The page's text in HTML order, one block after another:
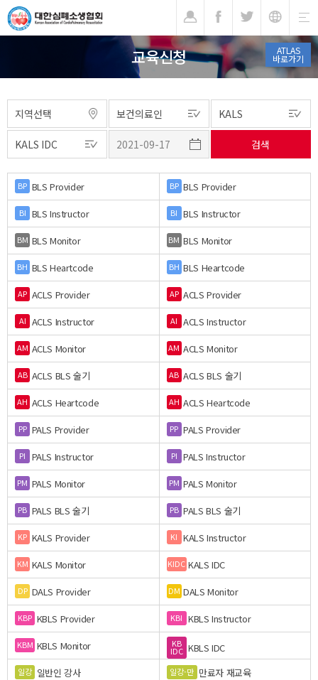
ATLAS
바로가기
교육신청
BP BLS Provider BP BLS Provider
BI BLS Instructor BI BLS Instructor
BM BLS Monitor BM BLS Monitor
BH BLS Heartcode BH BLS Heartcode
AP ACLS Provider AP ACLS Provider
AI ACLS Instructor AI ACLS Instructor
AM ACLS Monitor AM ACLS Monitor
AB ACLS BLS 술기 AB ACLS BLS 술기
AH ACLS Heartcode AH ACLS Heartcode
PP PALS Provider PP PALS Provider
PI PALS Instructor PI PALS Instructor
PM PALS Monitor PM PALS Monitor
PB PALS BLS 술기 PB PALS BLS 술기
KP KALS Provider KI KALS Instructor
KM KALS Monitor KIDC KALS IDC
DP DALS Provider DM DALS Monitor
KBP KBLS Provider KBI KBLS Instructor
KBM KBLS Monitor KB
IDC KBLS IDC
일강 일반인 강사 일강-만 만료자 재교육